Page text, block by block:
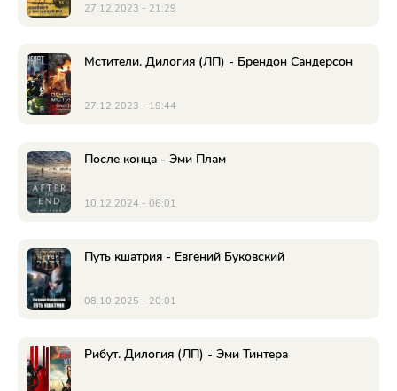
27.12.2023 - 21:29
Мстители. Дилогия (ЛП) - Брендон Сандерсон
27.12.2023 - 19:44
После конца - Эми Плам
10.12.2024 - 06:01
Путь кшатрия - Евгений Буковский
08.10.2025 - 20:01
Рибут. Дилогия (ЛП) - Эми Тинтера